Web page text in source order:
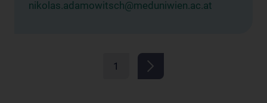
nikolas.adamowitsch@meduniwien.ac.at
1